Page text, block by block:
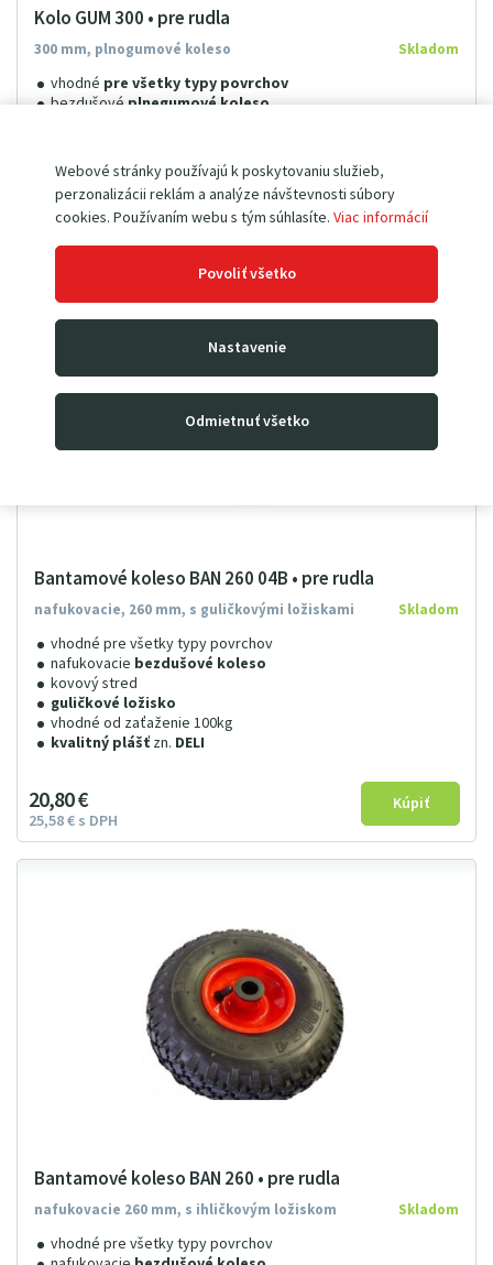
Webové stránky používajú k poskytovaniu služieb,
perzonalizácii reklám a analýze návštevnosti súbory
cookies. Používaním webu s tým súhlasíte. Viac informácií
Povoliť všetko
Nastavenie
Odmietnuť všetko
Kolo GUM 300 • pre rudla
300 mm, plnogumové koleso
vhodné pre všetky typy povrchov
bezdušovéplnegumové koleso
Skladom
90€
47€s DPH
Bantamové koleso BAN 260 04B • pre rudla
nafukovacie, 260 mm, s guličkovými ložiskami
vhodné pre všetky typy povrchov
nafukovacie bezdušové koleso
kovový stred
guličkové ložisko
vhodné od zaťaženie 100kg
kvalitný plášť zn. DELI
Skladom
20 80€
25 58€ s DPH
Bantamové koleso BAN 260 • pre rudla
nafukovacie 260 mm, s ihličkovým ložiskom
vhodné pre všetky typy povrchov
Skladom